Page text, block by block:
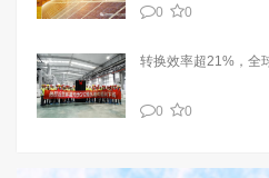
0 0
转换效率超21%，全
0 0